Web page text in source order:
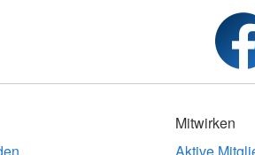
Mitwirken